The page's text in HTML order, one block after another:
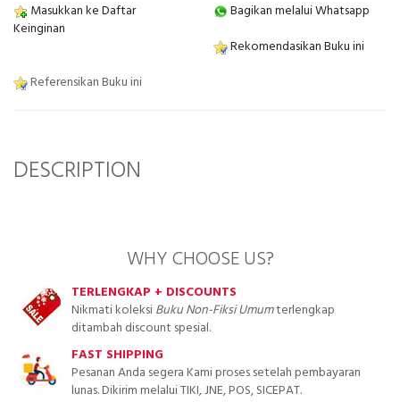
Masukkan ke Daftar
Keinginan
Bagikan melalui Whatsapp
Rekomendasikan Buku ini
Referensikan Buku ini
DESCRIPTION
WHY CHOOSE US?
TERLENGKAP + DISCOUNTS
Nikmati koleksiBuku Non-Fiksi Umumterlengkap
ditambah discount spesial.
FAST SHIPPING
Pesanan Anda segera Kami proses setelah pembayaran
lunas. Dikirim melalui TIKI, JNE, POS, SICEPAT.